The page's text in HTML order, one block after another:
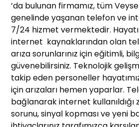
’da bulunan firmamız, tüm
genelinde yaşanan telefon ve
7/24 hizmet vermektedir.
internet kaynaklarından olan
arıza sorunlarınız için eğitimli,
güvenebilirsiniz. Teknolojik
takip eden personeller
için arızaları hemen yaparlar.
bağlanarak internet kullanıldığı
sorunu, sinyal kopması ve yeni